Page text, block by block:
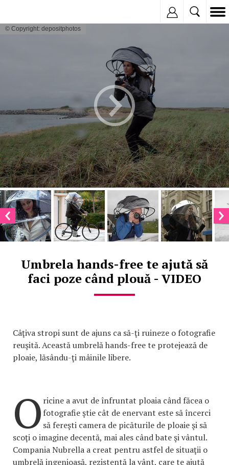
© Copyright: depositphotos
Umbrela hands-free te ajută să
faci poze când plouă - VIDEO
Câţiva stropi sunt de ajuns ca să-ţi ruineze o fotografie
reuşită. Această umbrelă hands-free te protejează de
ploaie, lăsându-ţi mâinile libere.
O ricine a avut de înfruntat ploaia când făcea o
fotografie ştie cât de enervant este să încerci
să fereşti camera de picăturile de ploaie şi să
scoţi o imagine decentă, mai ales când bate şi vântul.
Compania Nubrella a creat pentru astfel de situaţii o
umbrelă ingenioasă, rezistentă la vânt, care te ajută